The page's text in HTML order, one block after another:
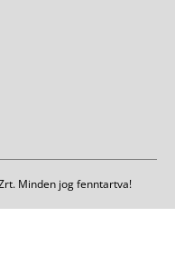
Minden jog fenntartva!